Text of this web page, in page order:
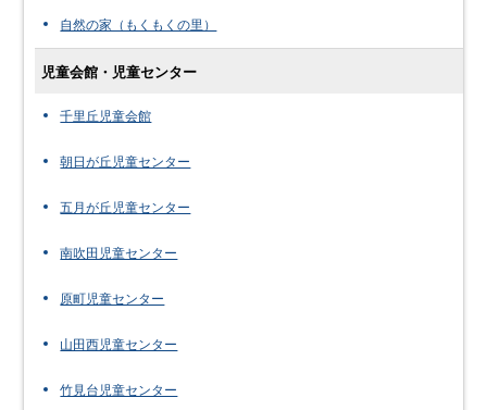
自然の家（もくもくの里）
児童会館・児童センター
千里丘児童会館
朝日が丘児童センター
五月が丘児童センター
南吹田児童センター
原町児童センター
山田西児童センター
竹見台児童センター